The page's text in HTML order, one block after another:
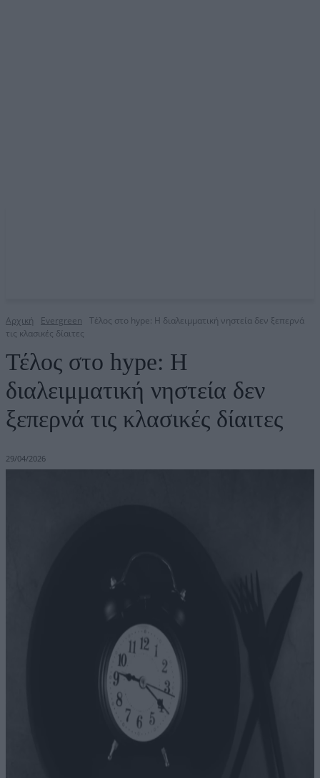
Αρχική Evergreen
Τέλος στο hype: Η διαλειμματική νηστεία δεν ξεπερνά
τις κλασικές δίαιτες
Τέλος στο hype: Η
διαλειμματική νηστεία δεν
ξεπερνά τις κλασικές δίαιτες
29/04/2026